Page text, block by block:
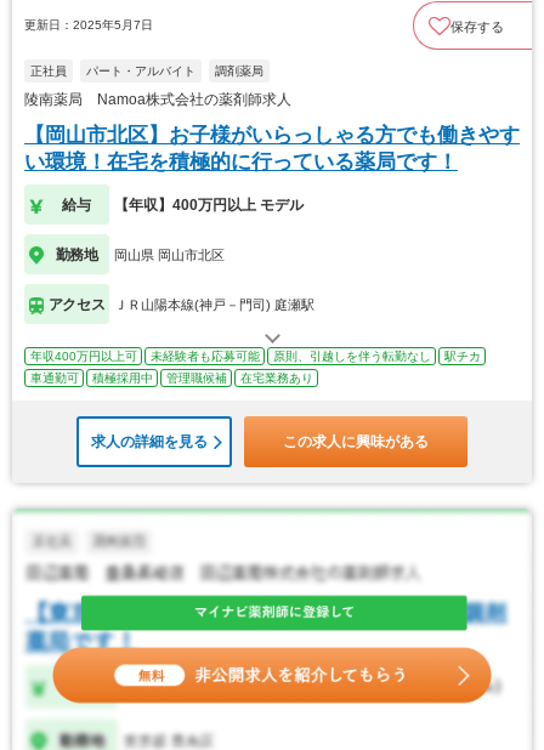
更新日：2025年5月7日 保存する
正社員 パート・アルバイト 調剤薬局
陵南薬局 Namoa株式会社の薬剤師求人
【岡山市北区】お子様がいらっしゃる方でも働きやす
い環境！在宅を積極的に行っている薬局です！
給与 【年収】400万円以上 モデル
勤務地 岡山県 岡山市北区
アクセス ＪＲ山陽本線(神戸－門司) 庭瀬駅
年収400万円以上可 未経験者も応募可能 原則、引越しを伴う転勤なし
駅チカ
車通勤可
積極採用中 管理職候補 在宅業務あり
求人の詳細を見る この求人に興味がある